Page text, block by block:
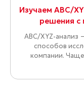
Изучаем ABC/
решения
ABC/XYZ-анализ
способов
компании.